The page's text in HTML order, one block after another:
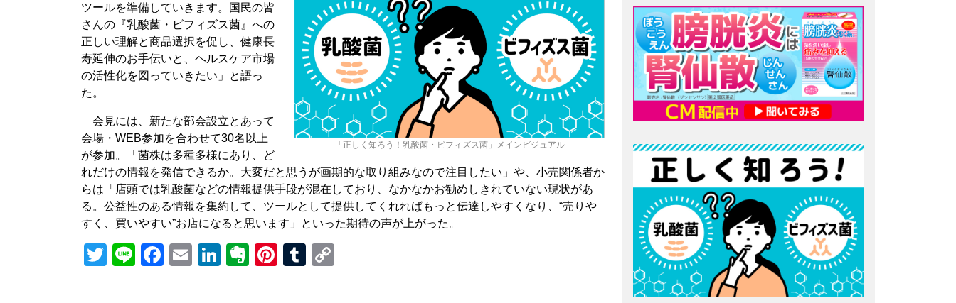
「正しく知ろう！乳酸菌・ビフィズス菌」メインビジュアル
ツールを準備していきます。国民の皆
さんの『乳酸菌・ビフィズス菌』への
正しい理解と商品選択を促し、健康長
寿延伸のお手伝いと、ヘルスケア市場
の活性化を図っていきたい」と語っ
た。
会見には、新たな部会設立とあって
会場・WEB参加を合わせて30名以上
が参加。「菌株は多種多様にあり、ど
れだけの情報を発信できるか。大変だと思うが画期的な取り組みなので注目したい」や、小売関係者か
らは「店頭では乳酸菌などの情報提供手段が混在しており、なかなかお勧めしきれていない現状があ
る。公益性のある情報を集約して、ツールとして提供してくれればもっと伝達しやすくなり、“売りや
すく、買いやすい”お店になると思います」といった期待の声が上がった。
Twitter
LineFacebook
EmailLinkedIn
Evernote
Pinterest
Tumblr